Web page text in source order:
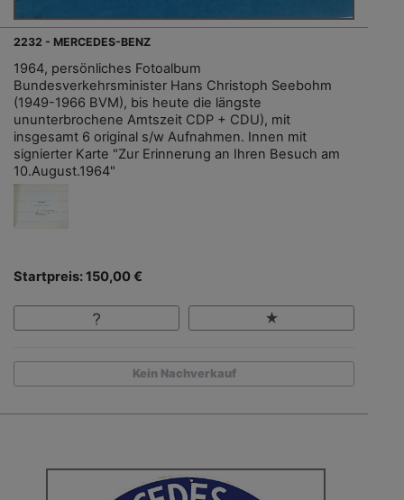
2232 - MERCEDES-BENZ
1964, persönliches Fotoalbum
Bundesverkehrsminister Hans Christoph Seebohm
(1949-1966 BVM), bis heute die längste
ununterbrochene Amtszeit CDP + CDU), mit
insgesamt 6 original s/w Aufnahmen. Innen mit
signierter Karte "Zur Erinnerung an Ihren Besuch am
10.August.1964"
Startpreis: 150,00 €
Kein Nachverkauf